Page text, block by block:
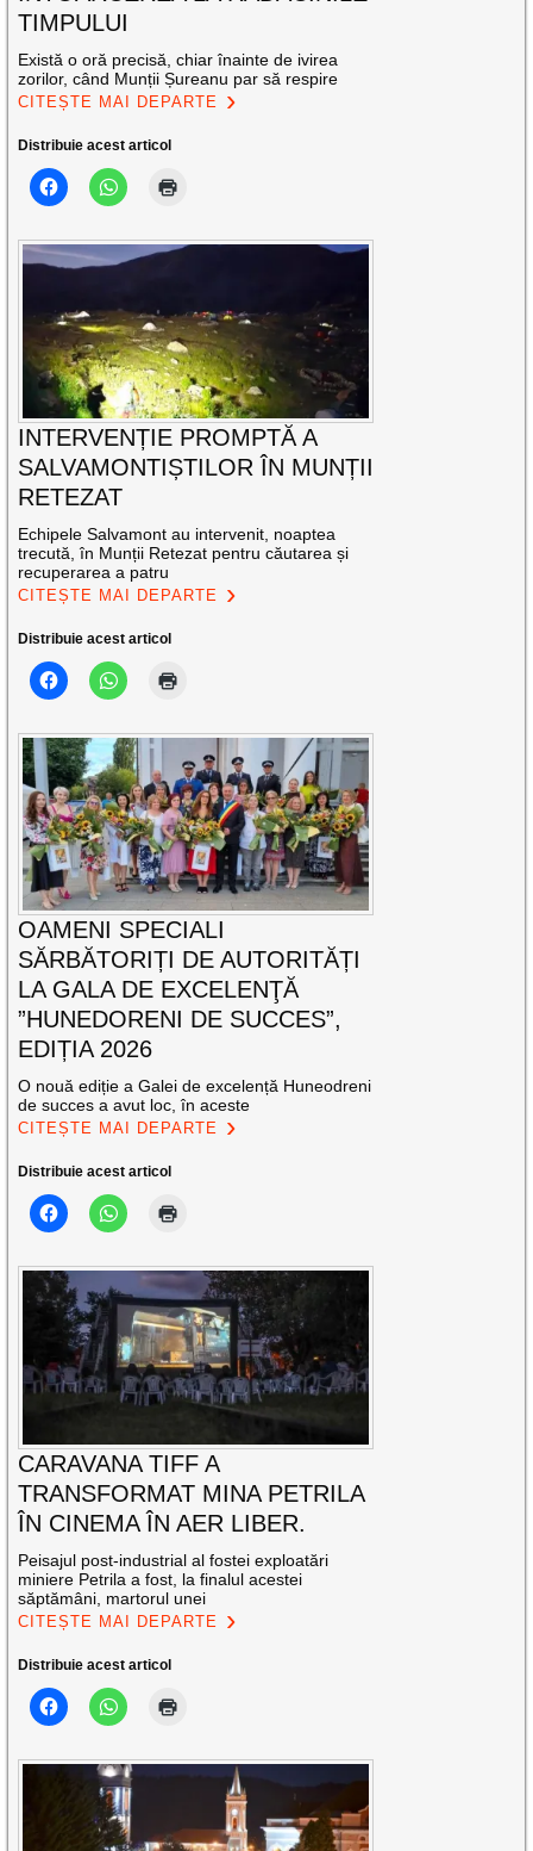
TIMPULUI
Există o oră precisă, chiar înainte de ivirea
zorilor, când Munții Șureanu par să respire
CITEȘTE MAI DEPARTE
Distribuie acest articol
INTERVENȚIE PROMPTĂ A
SALVAMONTIȘTILOR ÎN MUNȚII
RETEZAT
Echipele Salvamont au intervenit, noaptea
trecută, în Munții Retezat pentru căutarea și
recuperarea a patru
CITEȘTE MAI DEPARTE
Distribuie acest articol
OAMENI SPECIALI
SĂRBĂTORIȚI DE AUTORITĂȚI
LA GALA DE EXCELENŢĂ
”HUNEDORENI DE SUCCES”,
EDIȚIA 2026
O nouă ediție a Galei de excelență Huneodreni
de succes a avut loc, în aceste
CITEȘTE MAI DEPARTE
Distribuie acest articol
CARAVANA TIFF A
TRANSFORMAT MINA PETRILA
ÎN CINEMA ÎN AER LIBER.
Peisajul post-industrial al fostei exploatări
miniere Petrila a fost, la finalul acestei
săptămâni, martorul unei
CITEȘTE MAI DEPARTE
Distribuie acest articol